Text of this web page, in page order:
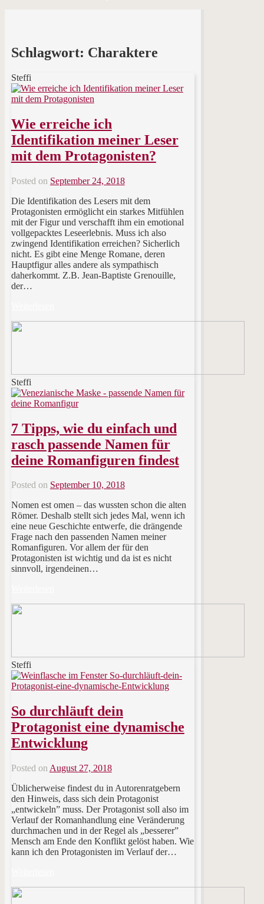
Schlagwort: Charaktere
Steffi
Wie erreiche ich
Identifikation meiner Leser
mit dem Protagonisten?
Posted on September 24, 2018
Die Identifikation des Lesers mit dem
Protagonisten ermöglicht ein starkes Mitfühlen
mit der Figur und verschafft ihm ein emotional
vollgepacktes Leseerlebnis. Muss ich also
zwingend Identifikation erreichen? Sicherlich
nicht. Es gibt eine Menge Romane, deren
Hauptfigur alles andere als sympathisch
daherkommt. Z.B. Jean-Baptiste Grenouille,
der…
Steffi
7 Tipps, wie du einfach und
rasch passende Namen für
deine Romanfiguren findest
Posted on September 10, 2018
Nomen est omen – das wussten schon die alten
Römer. Deshalb stellt sich jedes Mal, wenn ich
eine neue Geschichte entwerfe, die drängende
Frage nach den passenden Namen meiner
Romanfiguren. Vor allem der für den
Protagonisten ist wichtig und da ist es nicht
sinnvoll, irgendeinen…
Steffi
So durchläuft dein
Protagonist eine dynamische
Entwicklung
Posted on August 27, 2018
Üblicherweise findest du in Autorenratgebern
den Hinweis, dass sich dein Protagonist
„entwickeln” muss. Der Protagonist soll also im
Verlauf der Romanhandlung eine Veränderung
durchmachen und in der Regel als „besserer”
Mensch am Ende den Konflikt gelöst haben. Wie
kann ich den Protagonisten im Verlauf der…